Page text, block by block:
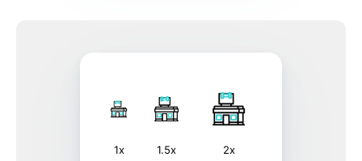
1x 1.5x 2x